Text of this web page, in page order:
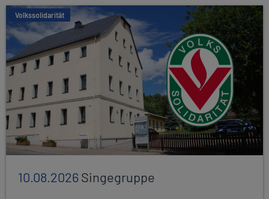
Volkssolidarität
10.08.2026Singegruppe